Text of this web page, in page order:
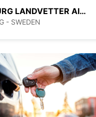
GOTHENBURG LANDVETTER AIRPORT
- SWEDEN
MOLNDAL
- SWEDEN